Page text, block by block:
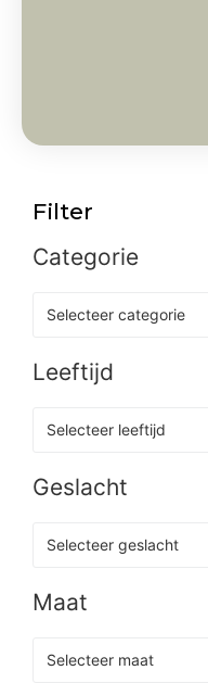
Filter
Categorie
Selecteer categorie
Leeftijd
Selecteer leeftijd
Geslacht
Selecteer geslacht
Maat
Selecteer maat